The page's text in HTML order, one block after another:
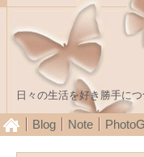
日々の生活を好き勝手に
Blog Note